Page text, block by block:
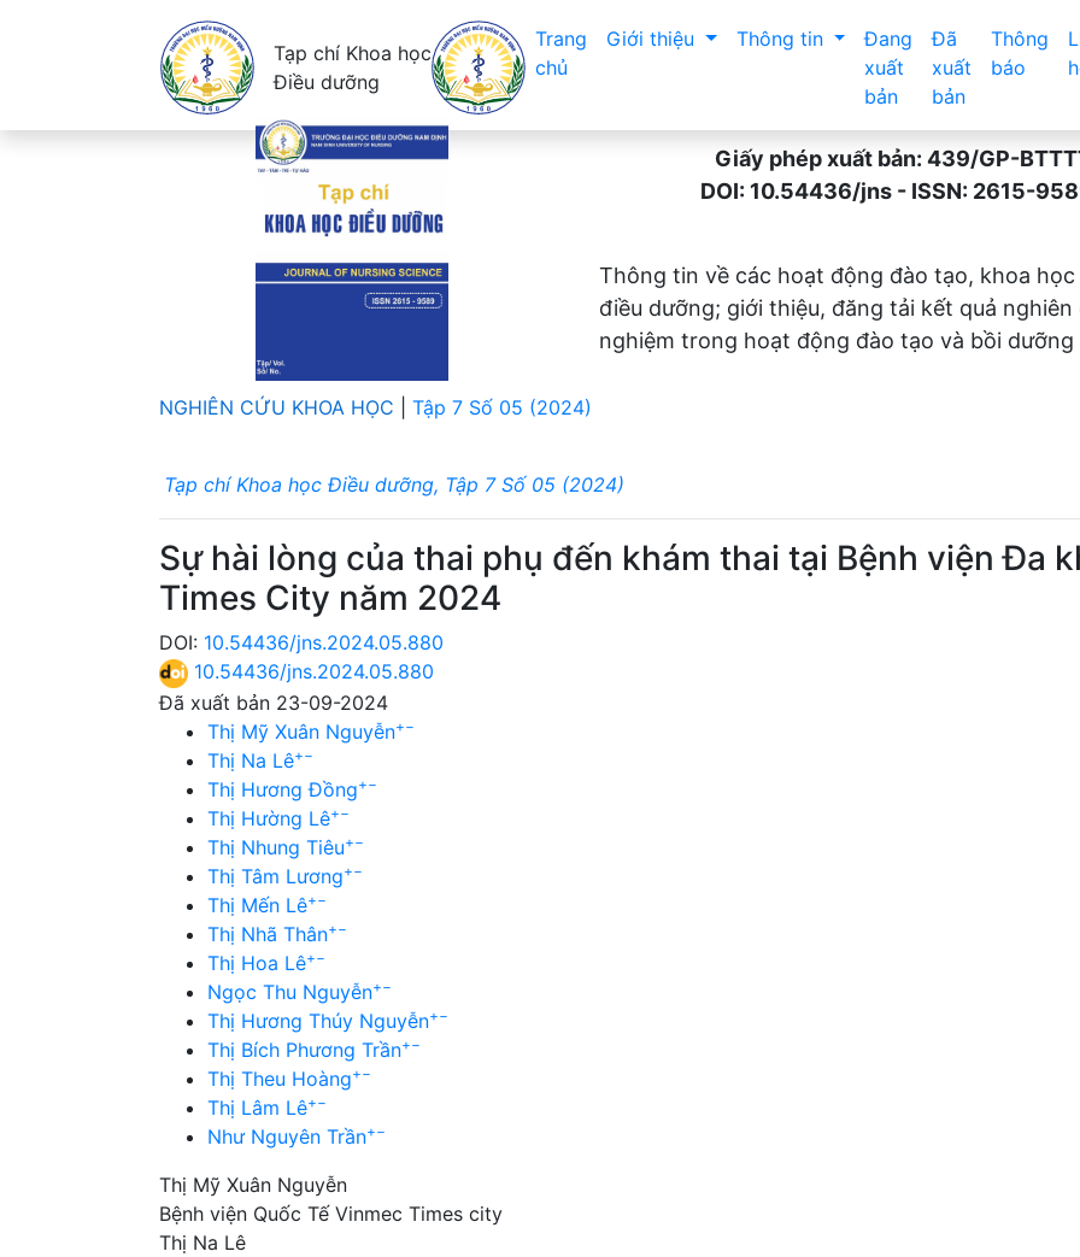
Tạp chí Khoa học
Điều dưỡng
Trang
chủ
Giới thiệu Thông tin
Đang
xuất
bản
Đã
xuất
bản
Thông
báo
Giấy phép xuất bản: 439/GP-BTTTT
DOI: 10.54436/jns - ISSN: 2615-9589
Thông tin về các hoạt động đào tạo, khoa
điều dưỡng; giới thiệu, đăng tải kết quả
nghiệm trong hoạt động đào tạo và bồi
NGHIÊN CỨU KHOA HỌC Tập 7 Số 05 (2024)
Tạp chí Khoa học Điều dưỡng, Tập 7 Số 05 (2024)
Sự hài lòng của thai phụ đến khám thai tại Bệnh viện Đa
Times City năm 2024
DOI: 10.54436/jns.2024.05.880
10.54436/jns.2024.05.880
Đã xuất bản 23-09-2024
Thị Mỹ Xuân Nguyễn+−
Thị Na Lê+−
Thị Hương Đồng+−
Thị Hường Lê+−
Thị Nhung Tiêu+−
Thị Tâm Lương+−
Thị Mến Lê+−
Thị Nhã Thân+−
Thị Hoa Lê+−
Ngọc Thu Nguyễn+−
Thị Hương Thúy Nguyễn+−
Thị Bích Phương Trần+−
Thị Theu Hoàng+−
Thị Lâm Lê+−
Như Nguyên Trần+−
Thị Mỹ Xuân Nguyễn
Bệnh viện Quốc Tế Vinmec Times city
Thị Na Lê